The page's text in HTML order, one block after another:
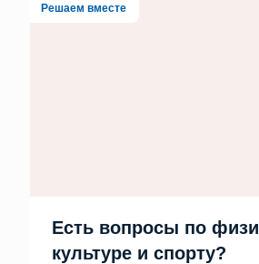
Решаем вместе
Есть вопросы по
культуре и спорту?